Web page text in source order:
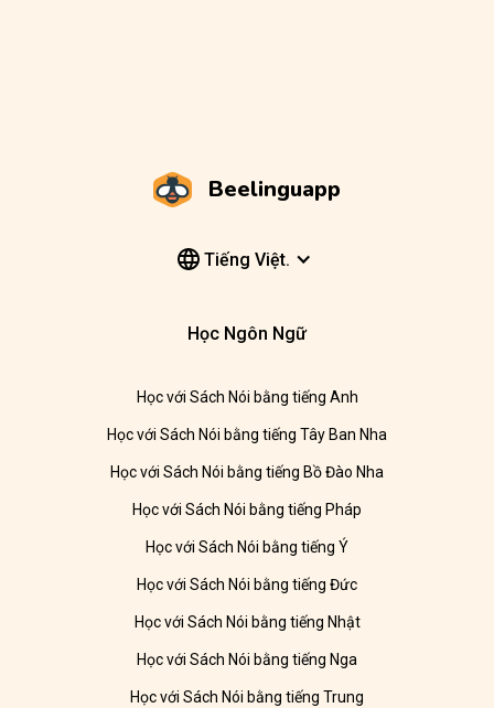
Beelinguapp
Tiếng Việt.
Học Ngôn Ngữ
Học với Sách Nói bằng tiếng Anh
Học với Sách Nói bằng tiếng Tây Ban Nha
Học với Sách Nói bằng tiếng Bồ Đào Nha
Học với Sách Nói bằng tiếng Pháp
Học với Sách Nói bằng tiếng Ý
Học với Sách Nói bằng tiếng Đức
Học với Sách Nói bằng tiếng Nhật
Học với Sách Nói bằng tiếng Nga
Học với Sách Nói bằng tiếng Trung